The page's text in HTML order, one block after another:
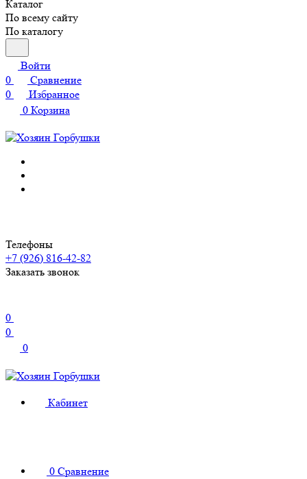
Каталог
По всему сайту
По каталогу
Войти
0
Сравнение
0
Избранное
0 Корзина
Телефоны
+7 (926) 816-42-82
Заказать звонок
0
0
0
Кабинет
0 Сравнение